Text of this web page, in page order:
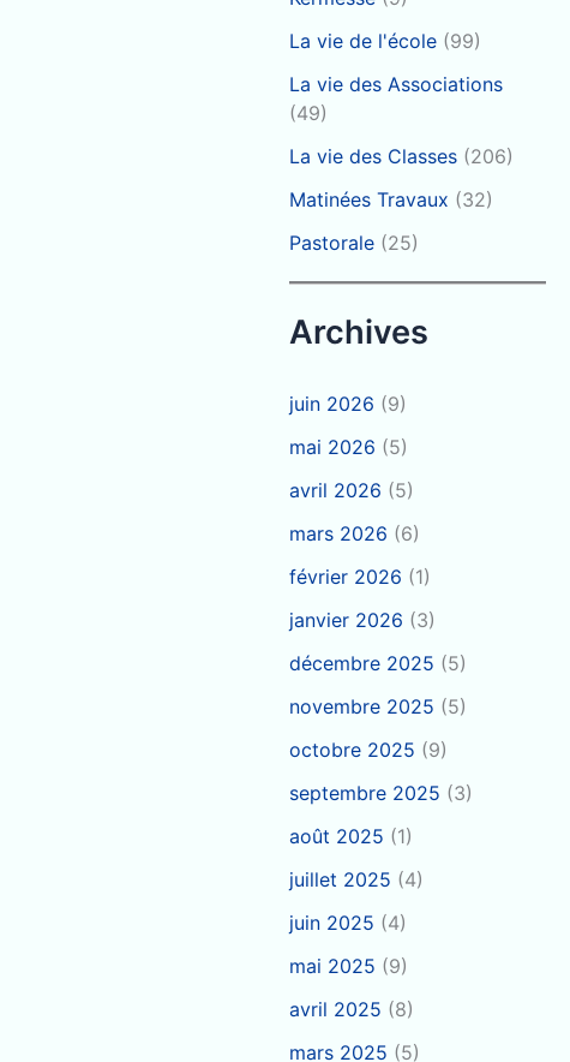
La vie de l'école (99)
La vie des Associations
(49)
La vie des Classes (206)
Matinées Travaux (32)
Pastorale (25)
Archives
juin 2026 (9)
mai 2026 (5)
avril 2026 (5)
mars 2026 (6)
février 2026 (1)
janvier 2026 (3)
décembre 2025 (5)
novembre 2025 (5)
octobre 2025 (9)
septembre 2025 (3)
août 2025 (1)
juillet 2025 (4)
juin 2025 (4)
mai 2025 (9)
avril 2025 (8)
mars 2025 (5)